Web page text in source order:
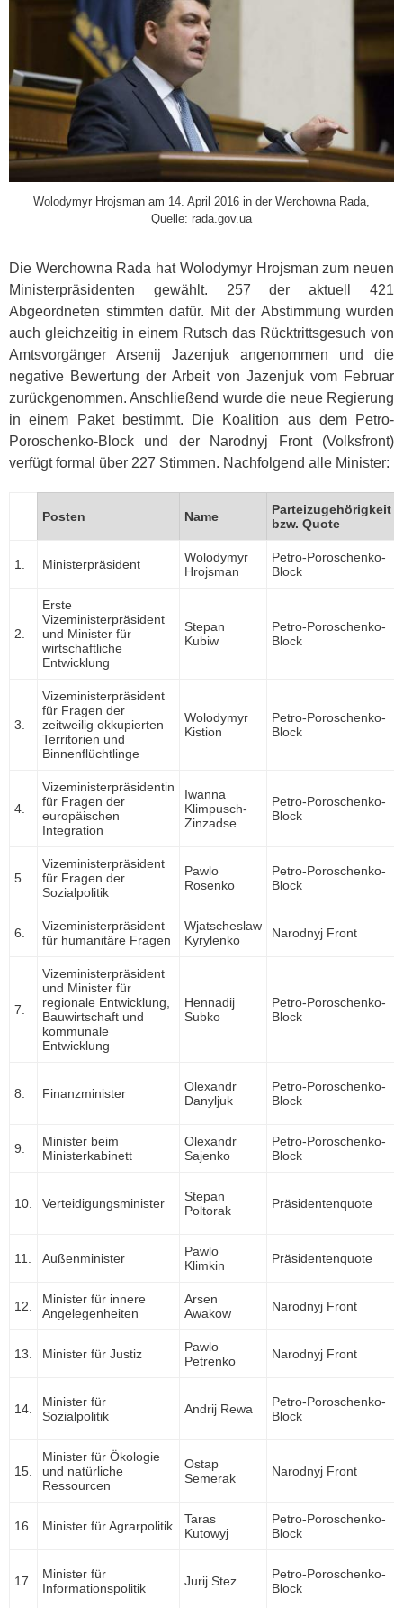
Wolodymyr Hrojsman am 14. April 2016 in der Werchowna Rada,
Quelle: rada.gov.ua
Die Werchowna Rada hat Wolodymyr Hrojsman zum neuen
Ministerpräsidenten gewählt. 257 der aktuell 421
Abgeordneten stimmten dafür. Mit der Abstimmung wurden
auch gleichzeitig in einem Rutsch das Rücktrittsgesuch von
Amtsvorgänger Arsenij Jazenjuk angenommen und die
negative Bewertung der Arbeit von Jazenjuk vom Februar
zurückgenommen. Anschließend wurde die neue Regierung
in einem Paket bestimmt. Die Koalition aus dem Petro-
Poroschenko-Block und der Narodnyj Front (Volksfront)
verfügt formal über 227 Stimmen. Nachfolgend alle Minister:
Posten Name
Parteizugehörigkeit
bzw. Quote
1. Ministerpräsident
Wolodymyr
Hrojsman
Petro-Poroschenko-
Block
2.
Erste
Vizeministerpräsident
und Minister für
wirtschaftliche
Entwicklung
Stepan
Kubiw
Petro-Poroschenko-
Block
3.
Vizeministerpräsident
für Fragen der
zeitweilig okkupierten
Territorien und
Binnenflüchtlinge
Wolodymyr
Kistion
Petro-Poroschenko-
Block
4.
Vizeministerpräsidentin
für Fragen der
europäischen
Integration
Iwanna
Klimpusch-
Zinzadse
Petro-Poroschenko-
Block
5.
Vizeministerpräsident
für Fragen der
Sozialpolitik
Pawlo
Rosenko
Petro-Poroschenko-
Block
6.
Vizeministerpräsident
für humanitäre Fragen
Wjatscheslaw
Kyrylenko
Narodnyj Front
7.
Vizeministerpräsident
und Minister für
regionale Entwicklung,
Bauwirtschaft und
kommunale
Entwicklung
Hennadij
Subko
Petro-Poroschenko-
Block
8. Finanzminister
Olexandr
Danyljuk
Petro-Poroschenko-
Block
9.
Minister beim
Ministerkabinett
Olexandr
Sajenko
Petro-Poroschenko-
Block
10. Verteidigungsminister
Stepan
Poltorak
Präsidentenquote
11. Außenminister
Pawlo
Klimkin
Präsidentenquote
12.
Minister für innere
Angelegenheiten
Arsen
Awakow
Narodnyj Front
13. Minister für Justiz
Pawlo
Petrenko
Narodnyj Front
14.
Minister für
Sozialpolitik
Andrij Rewa
Petro-Poroschenko-
Block
15.
Minister für Ökologie
und natürliche
Ressourcen
Ostap
Semerak
Narodnyj Front
16. Minister für Agrarpolitik
Taras
Kutowyj
Petro-Poroschenko-
Block
17.
Minister für
Informationspolitik
Jurij Stez
Petro-Poroschenko-
Block